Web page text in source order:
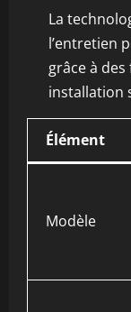
La
l’entretien
grâce à
installation
Élément
Modèle